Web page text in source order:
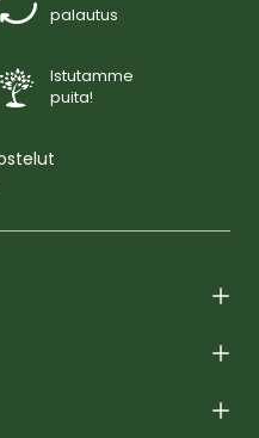
palautus
Istutamme
puita!